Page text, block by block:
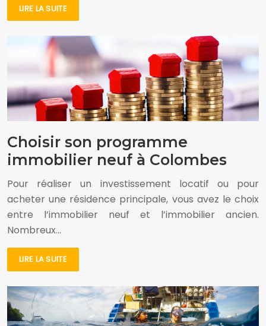
LIRE LA SUITE
Choisir son programme
immobilier neuf à Colombes
Pour réaliser un investissement locatif ou pour
acheter une résidence principale, vous avez le choix
entre l’immobilier neuf et l’immobilier ancien.
Nombreux…
LIRE LA SUITE